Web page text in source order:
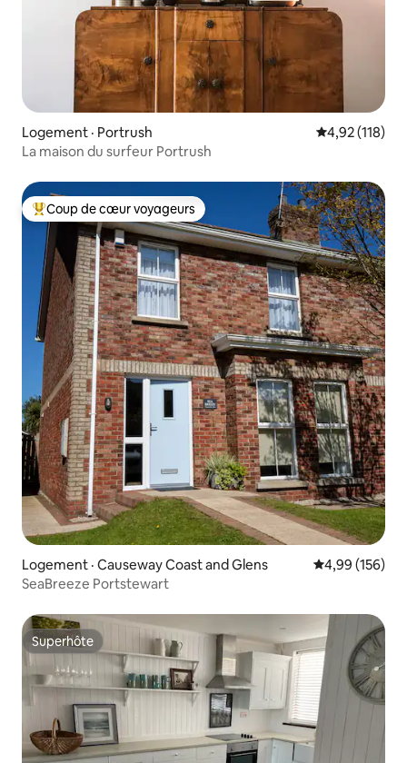
Logement · Portrush Note
4,92 (118)
La maison du surfeur Portrush
Coup de cœur voyageurs parmi les plus aimés
Coup de cœur voyageurs
Logement · Causeway Coast and Glens Note
4,99 (156)
SeaBreeze Portstewart
Superhôte
Superhôte